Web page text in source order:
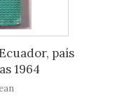
país
1964